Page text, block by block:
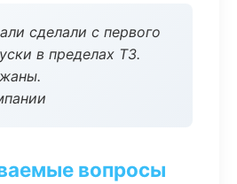
сделали с первого
в пределах ТЗ.
вопросы